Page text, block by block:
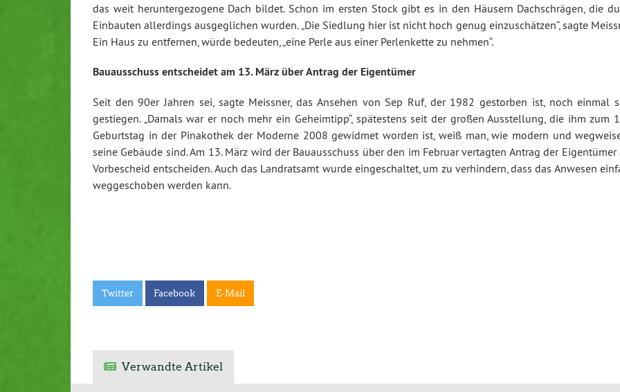
das weit heruntergezogene Dach bildet. Schon im ersten Stock gibt es in den Häusern Dachschrägen, die
Einbauten allerdings ausgeglichen wurden. „Die Siedlung hier ist nicht hoch genug einzuschätzen“, sagte
Ein Haus zu entfernen, würde bedeuten, „eine Perle aus einer Perlenkette zu nehmen“.
Bauausschuss entscheidet am 13. März über Antrag der Eigentümer
Seit den 90er Jahren sei, sagte Meissner, das Ansehen von Sep Ruf, der 1982 gestorben ist, noch einmal
gestiegen. „Damals war er noch mehr ein Geheimtipp“, spätestens seit der großen Ausstellung, die ihm zum
Geburtstag in der Pinakothek der Moderne 2008 gewidmet worden ist, weiß man, wie modern und
seine Gebäude sind. Am 13. März wird der Bauausschuss über den im Februar vertagten Antrag der Eigentümer
Vorbescheid entscheiden. Auch das Landratsamt wurde eingeschaltet, um zu verhindern, dass das Anwesen
weggeschoben werden kann.
Twitter Facebook E-Mail
Verwandte Artikel